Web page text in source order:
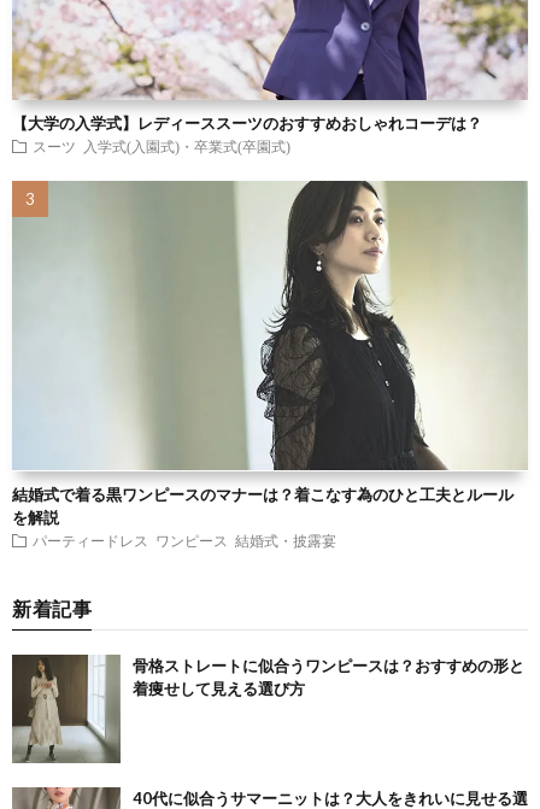
【大学の入学式】レディーススーツのおすすめおしゃれコーデは？
スーツ 入学式(入園式)・卒業式(卒園式)
結婚式で着る黒ワンピースのマナーは？着こなす為のひと工夫とルール
を解説
パーティードレス ワンピース 結婚式・披露宴
新着記事
骨格ストレートに似合うワンピースは？おすすめの形と
着痩せして見える選び方
40代に似合うサマーニットは？大人をきれいに見せる選